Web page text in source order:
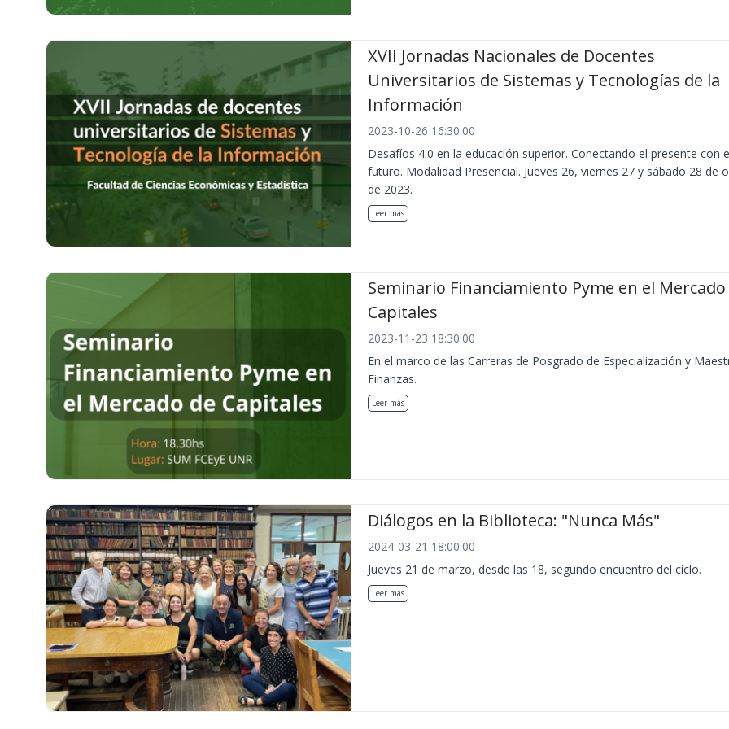
XVII Jornadas Nacionales de Docentes
Universitarios de Sistemas y Tecnologías de la
Información
2023-10-26 16:30:00
Desafíos 4.0 en la educación superior. Conectando el presente con
futuro. Modalidad Presencial. Jueves 26, viernes 27 y sábado 28 de
de 2023.
Leer más
Seminario Financiamiento Pyme en el Mercado
Capitales
2023-11-23 18:30:00
En el marco de las Carreras de Posgrado de Especialización y
Finanzas.
Leer más
Diálogos en la Biblioteca: "Nunca Más"
2024-03-21 18:00:00
Jueves 21 de marzo, desde las 18, segundo encuentro del ciclo.
Leer más